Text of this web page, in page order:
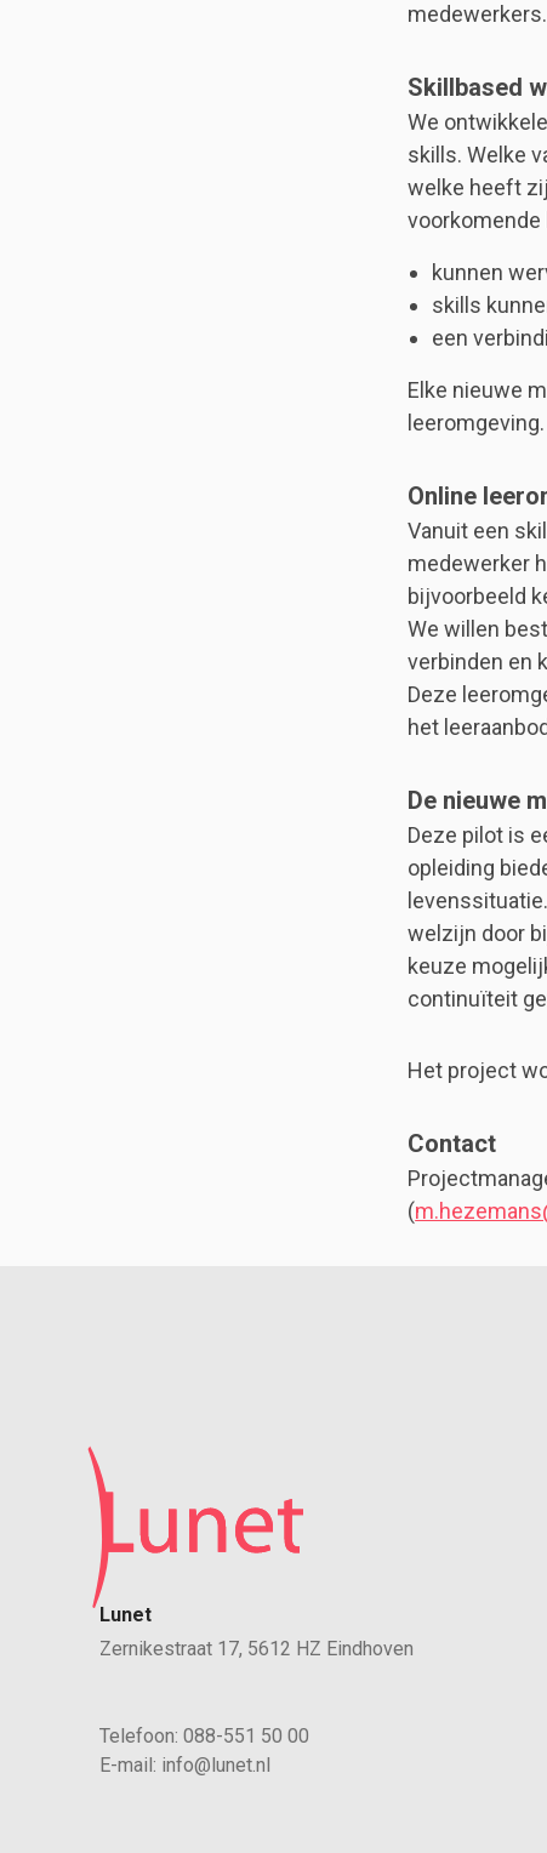
Skillbased
We
skills. Welke
welke heeft
voorkomende
kunnen
skills
een
Elke nieuwe
leeromgeving.
Online
Vanuit een
medewerker
bijvoorbeeld
We willen
verbinden en
Deze
het
De nieuwe
Deze pilot is
opleiding
welzijn door
keuze
continuïteit
Het project
Contact
(
Lunet
Zernikestraat 17, 5612 HZ Eindhoven
Telefoon: 088-551 50 00
E-mail: info@lunet.nl